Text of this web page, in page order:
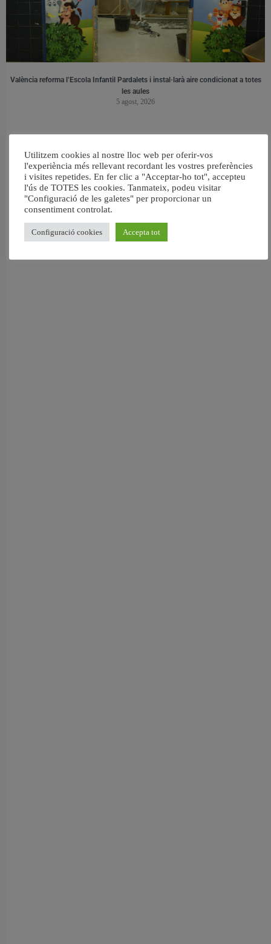
València reforma l’Escola Infantil Pardalets i instal·larà aire condicionat a totes
les aules
5 agost, 2026
Utilitzem cookies al nostre lloc web per oferir-vos
l'experiència més rellevant recordant les vostres preferències
i visites repetides. En fer clic a "Acceptar-ho tot", accepteu
l'ús de TOTES les cookies. Tanmateix, podeu visitar
"Configuració de les galetes" per proporcionar un
consentiment controlat.
Configuració cookies Accepta tot